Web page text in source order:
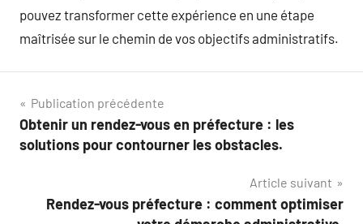
pouvez transformer cette expérience en une étape
maîtrisée sur le chemin de vos objectifs administratifs.
Navigation
de
Publication précédente
Obtenir un rendez-vous en préfecture : les
solutions pour contourner les obstacles.
Article suivant
Rendez-vous préfecture : comment optimiser